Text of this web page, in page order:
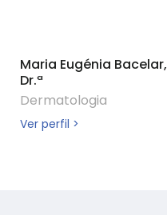
Maria Eugénia Bacelar,
Dr.ª
Dermatologia
Ver perfil >